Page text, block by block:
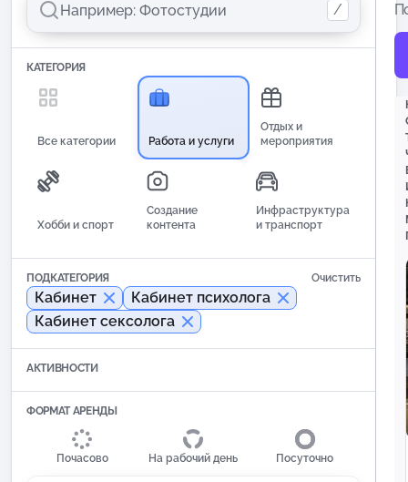
/
КАТЕГОРИЯ
Все категории Работа и услуги
Отдых и
мероприятия
Хобби и спорт
Создание
контента
Инфраструктура
и транспорт
ПОДКАТЕГОРИЯ Очистить
Кабинет
Кабинет психолога
Кабинет сексолога
АКТИВНОСТИ
ФОРМАТ АРЕНДЫ
Почасово На рабочий день Посуточно